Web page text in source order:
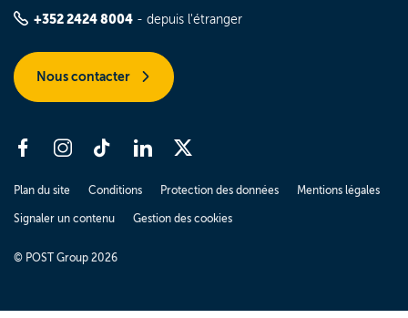
+352 2424 8004 - depuis l'étranger
Nous contacter
Plan du site Conditions Protection des données Mentions légales
Signaler un contenu Gestion des cookies
© POST Group 2026